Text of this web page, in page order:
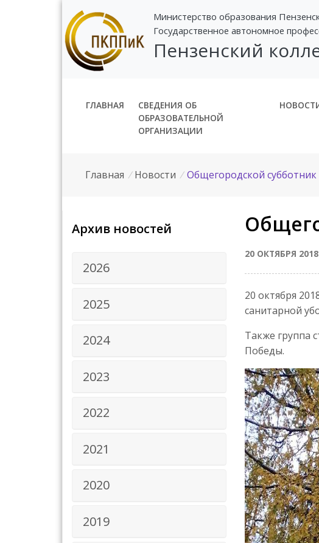
Министерство образования
Государственное автономное
Пензенский
ГЛАВНАЯ
СВЕДЕНИЯ ОБ
ОБРАЗОВАТЕЛЬНОЙ
ОРГАНИЗАЦИИ
Главная / Новости / Общегородской субботник
Архив новостей
2026
2025
2024
2023
2022
2021
2020
2019
20 ОКТЯБРЯ 2018
20 октября
санитарной
Также группа
Победы.